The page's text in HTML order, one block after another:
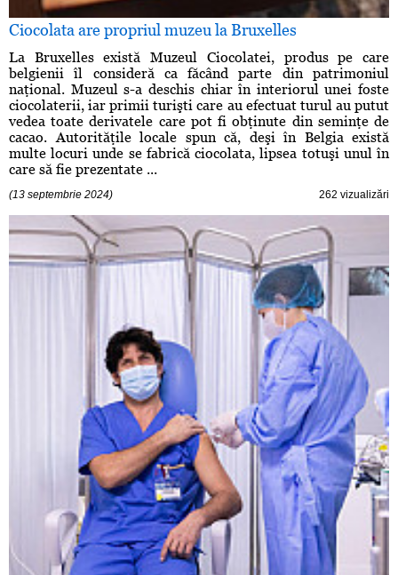
Ciocolata are propriul muzeu la Bruxelles
La Bruxelles există Muzeul Ciocolatei, produs pe care
belgienii îl consideră ca făcând parte din patrimoniul
naţional. Muzeul s-a deschis chiar în interiorul unei foste
ciocolaterii, iar primii turişti care au efectuat turul au putut
vedea toate derivatele care pot fi obţinute din seminţe de
cacao. Autorităţile locale spun că, deşi în Belgia există
multe locuri unde se fabrică ciocolata, lipsea totuşi unul în
care să fie prezentate ...
(13 septembrie 2024) 262 vizualizări